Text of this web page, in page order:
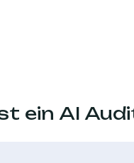
ein AI